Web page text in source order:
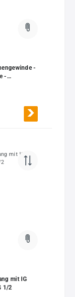
-
mit IG
1/2